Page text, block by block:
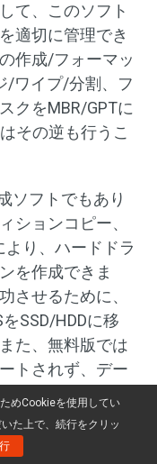
て、このソフト
適切に管理でき
作成/フォーマッ
/ワイプ/分割、フ
クをMBR/GPTに
その逆も行うこ
ソフトでもあり
ションコピー、
より、ハードドラ
を作成できま
させるために、
SSD/HDDに移
た、無料版では
トされず、デー
トされることに
めCookieを使用してい
た上で、続行をクリッ